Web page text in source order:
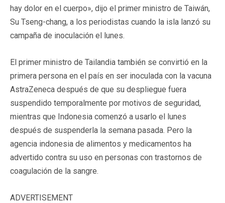
hay dolor en el cuerpo», dijo el primer ministro de Taiwán,
Su Tseng-chang, a los periodistas cuando la isla lanzó su
campaña de inoculación el lunes.
El primer ministro de Tailandia también se convirtió en la
primera persona en el país en ser inoculada con la vacuna
AstraZeneca después de que su despliegue fuera
suspendido temporalmente por motivos de seguridad,
mientras que Indonesia comenzó a usarlo el lunes
después de suspenderla la semana pasada. Pero la
agencia indonesia de alimentos y medicamentos ha
advertido contra su uso en personas con trastornos de
coagulación de la sangre.
ADVERTISEMENT